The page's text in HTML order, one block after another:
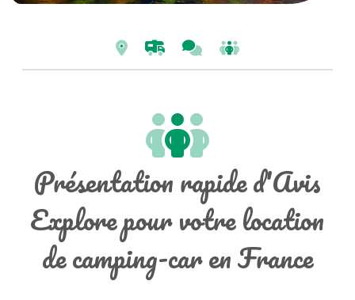
Présentation rapide d'Avis
Explore pour votre location
de camping-car en France